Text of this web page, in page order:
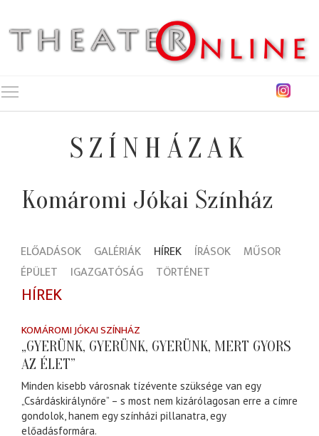
SZÍNHÁZAK
Komáromi Jókai Színház
ELŐADÁSOK GALÉRIÁK HÍREK ÍRÁSOK
MŰSOR
ÉPÜLET
IGAZGATÓSÁG TÖRTÉNET
HÍREK
KOMÁROMI JÓKAI SZÍNHÁZ
„GYERÜNK, GYERÜNK, GYERÜNK, MERT GYORS
AZ ÉLET”
Minden kisebb városnak tízévente szüksége van egy
„Csárdáskirálynőre” – s most nem kizárólagosan erre a címre
gondolok, hanem egy színházi pillanatra, egy
előadásformára.